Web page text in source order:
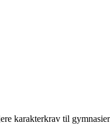
karakterkrav til